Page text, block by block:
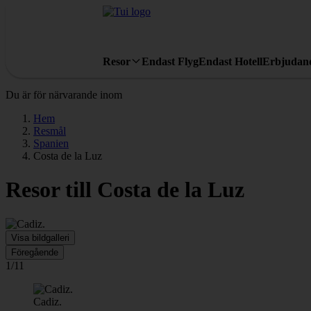
Resor Endast FlygEndast Hotell
Du är för närvarande inom
Hem
Resmål
Spanien
Costa de la Luz
Resor till Costa de la Luz
Visa bildgalleri
Föregående
1/11
Cadiz.